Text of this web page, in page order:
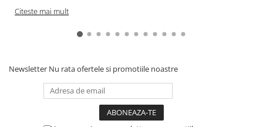
Citeste mai mult
Newsletter Nu rata ofertele si promotiile noastre